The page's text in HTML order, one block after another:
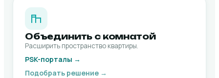
Объединить с комнатой
Расширить пространство квартиры.
PSK-порталы →
Подобрать решение →